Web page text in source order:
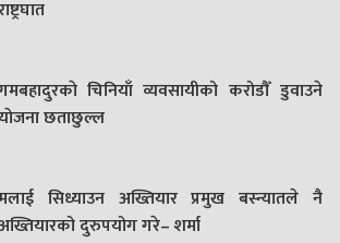
चिनियाँ व्यवसायीको करोडौँ डुवाउने
छताछुल्ल
सिध्याउन अख्तियार प्रमुख बस्न्यातले नै
दुरुपयोग गरे– शर्मा